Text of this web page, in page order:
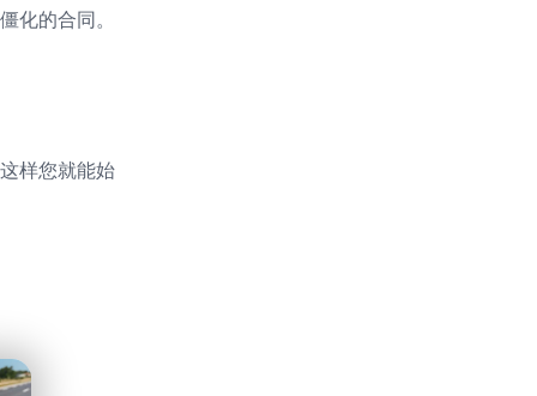
化的合同。
样您就能始